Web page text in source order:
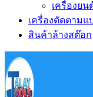
เครื่องยน
เครื่องตัดตามแ
สินค้าล้างสต๊อก